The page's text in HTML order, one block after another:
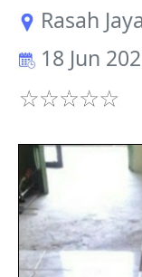
Rasah Jaya
18 Jun